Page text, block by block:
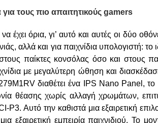
τους πιο απαιτητικούς gamers
έχει όρια, γι’ αυτό και αυτές οι δύο
αλλά και για παιχνίδια υπολογιστή:
παίκτες κονσόλας όσο και στους
με μεγαλύτερη ώθηση και
διαθέτει ένα IPS Nano Panel, το
θέασης χωρίς αλλαγή χρωμάτων,
Αυτό την καθιστά μια εξαιρετική
εξαιρετική εμπειρία παιχνιδιού. Το